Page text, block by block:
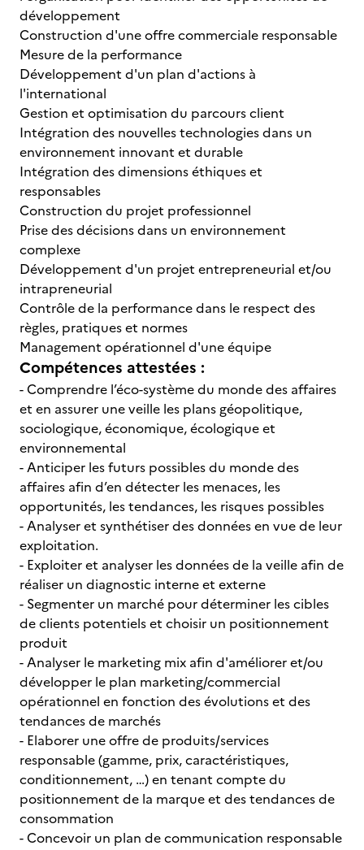
développement
Construction d'une offre commerciale responsable
Mesure de la performance
Développement d'un plan d'actions à
l'international
Gestion et optimisation du parcours client
Intégration des nouvelles technologies dans un
environnement innovant et durable
Intégration des dimensions éthiques et
responsables
Construction du projet professionnel
Prise des décisions dans un environnement
complexe
Développement d'un projet entrepreneurial et/ou
intrapreneurial
Contrôle de la performance dans le respect des
règles, pratiques et normes
Management opérationnel d'une équipe
Compétences attestées :
- Comprendre l’éco-système du monde des affaires
et en assurer une veille les plans géopolitique,
sociologique, économique, écologique et
environnemental
- Anticiper les futurs possibles du monde des
affaires afin d’en détecter les menaces, les
opportunités, les tendances, les risques possibles
- Analyser et synthétiser des données en vue de leur
exploitation.
- Exploiter et analyser les données de la veille afin de
réaliser un diagnostic interne et externe
- Segmenter un marché pour déterminer les cibles
de clients potentiels et choisir un positionnement
produit
- Analyser le marketing mix afin d'améliorer et/ou
développer le plan marketing/commercial
opérationnel en fonction des évolutions et des
tendances de marchés
- Elaborer une offre de produits/services
responsable (gamme, prix, caractéristiques,
conditionnement, …) en tenant compte du
positionnement de la marque et des tendances de
consommation
- Concevoir un plan de communication responsable